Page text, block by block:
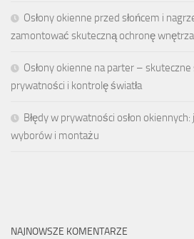
Osłony okienne przed słońcem i
zamontować skuteczną ochronę wnętrza
Osłony okienne na parter –
prywatności i kontrolę światła
Błędy w prywatności osłon
wyborów i montażu
NAJNOWSZE KOMENTARZE